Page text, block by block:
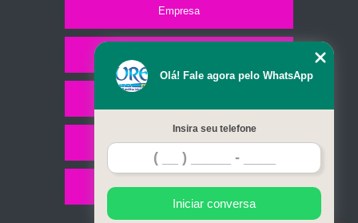
Empresa
Contato
Mapa do site
Olá! Fale agora pelo WhatsApp
Insira seu telefone
Iniciar conversa